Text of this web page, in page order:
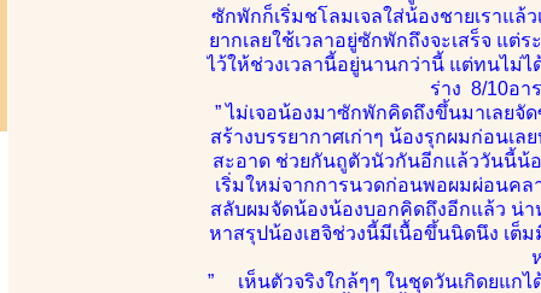
ซักพักก็เริ่มชโลมเจลใส่น้องชายเราแล้
ยากเลยใช้เวลาอยู่ซักพักถึงจะเสร็จ แ
ไว้ให้ช่วงเวลานี้อยู่นานกว่านี้ แต่ทนไม่
ร่าง 8/10อา
” ไม่เจอน้องมาซักพักคิดถึงขึ้นมาเลยจั
สร้างบรรยากาศเก่าๆ น้องรุกผมก่อนเ
สะอาด ช่วยกันถูตัวนัวกันอีกแล้ววันนี้น้อ
เริ่มใหม่จากการนวดก่อนพอผมผ่อนคล
สลับผมจัดน้องน้องบอกคิดถึงอีกแล้ว น่า
หาสรุปน้องเฮจิช่วงนี้มีเนื้อขึ้นนิดนึง เต็
” เห็นตัวจริงใกล้ๆๆ ในชุดวันเกิดยแกไ